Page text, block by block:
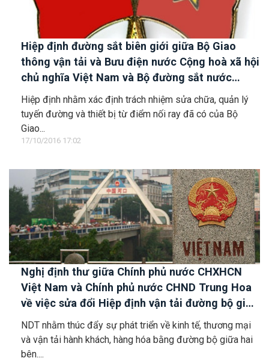
Hiệp định đường sắt biên giới giữa Bộ Giao
thông vận tải và Bưu điện nước Cộng hoà xã hội
chủ nghĩa Việt Nam và Bộ đường sắt nước
Cộng hoà nhân dân Trung Hoa
Hiệp định nhằm xác định trách nhiệm sửa chữa, quản lý
tuyến đường và thiết bị từ điểm nối ray đã có của Bộ
Giao...
17/10/2016 17:02
Nghị định thư giữa Chính phủ nước CHXHCN
Việt Nam và Chính phủ nước CHND Trung Hoa
về việc sửa đổi Hiệp định vận tải đường bộ giữa
hai nước
NDT nhằm thúc đẩy sự phát triển về kinh tế, thương mại
và vận tải hành khách, hàng hóa bằng đường bộ giữa hai
bên....